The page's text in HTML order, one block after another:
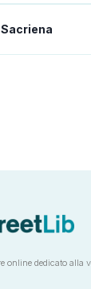
online dedicato alla